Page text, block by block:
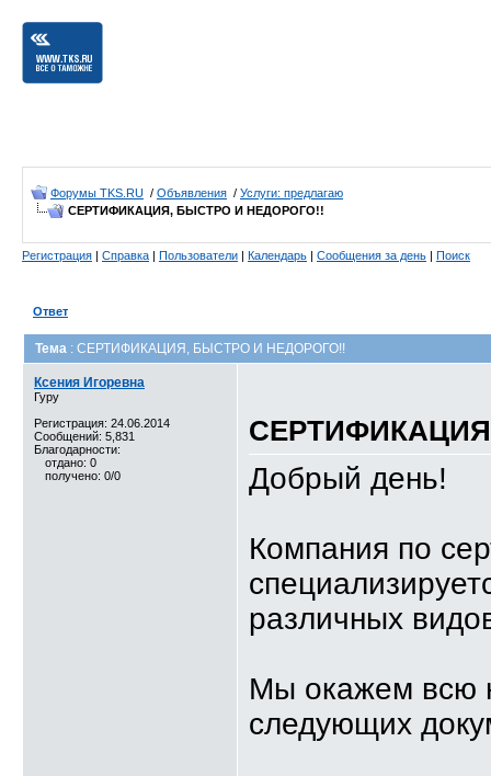
Форумы TKS.RU / Объявления / Услуги: предлагаю
СЕРТИФИКАЦИЯ, БЫСТРО И НЕДОРОГО!!
Регистрация | Справка | Пользователи | Календарь | Сообщения за день | Поиск
Ответ
Тема : СЕРТИФИКАЦИЯ, БЫСТРО И НЕДОРОГО!!
Ксения Игоревна
Гуру
Регистрация: 24.06.2014
Сообщений: 5,831
Благодарности:
отдано: 0
получено: 0/0
Добрый день!
Компания по
различных
Мы окажем всю
следующих